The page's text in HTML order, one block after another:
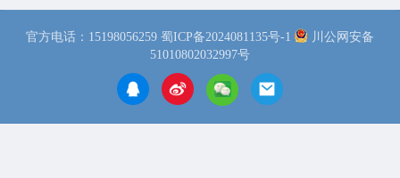
官方电话：15198056259 蜀ICP备2024081135号-1
川公网安备
51010802032997号